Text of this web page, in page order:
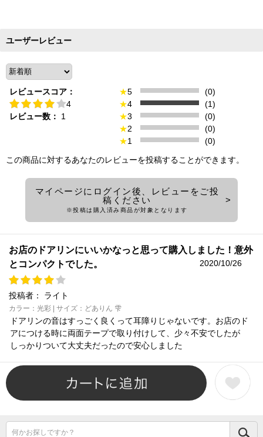
ユーザーレビュー
レビュースコア：
4
レビュー数：
1
★5
(0)
★4
(1)
★3
(0)
★2
(0)
★1
(0)
この商品に対するあなたのレビューを投稿することができます。
マイページにログイン後、レビューをご投
稿ください
※投稿は購入済み商品が対象となります
お店のドアリンにいいかなっと思って購入しました！意外
とコンパクトでした。
2020/10/26
投稿者： ライト
カラー：光彩 | サイズ：どありん 雫
ドアリンの音はすっごく良くって耳障りじゃないです。お店のド
アにつける時に両面テープで取り付けして、少々不安でしたが
しっかりついて大丈夫だったので安心しました
何かお探しですか？